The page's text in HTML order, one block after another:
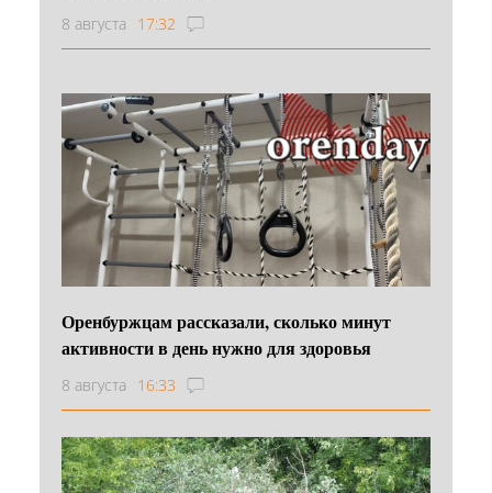
8 августа 17:32
Оренбуржцам рассказали, сколько минут
активности в день нужно для здоровья
8 августа 16:33